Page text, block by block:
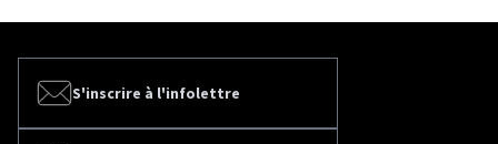
S'inscrire à l'infolettre